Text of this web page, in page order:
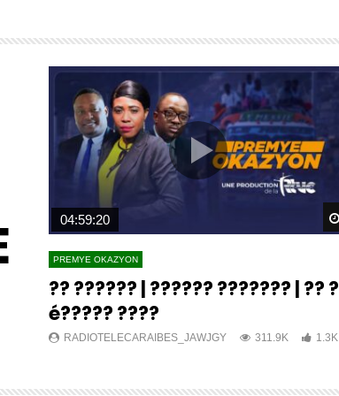
Watch Later
04:59:20
PREMYE OKAZYON
?? ?????? | ?????? ??????? | ?? ?
é????? ????
RADIOTELECARAIBES_JAWJGY 311.9K 1.3K